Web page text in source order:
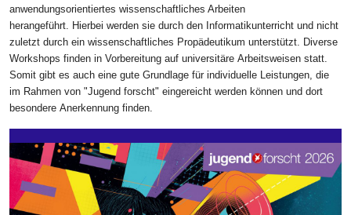
anwendungsorientiertes wissenschaftliches Arbeiten
herangeführt. Hierbei werden sie durch den Informatikunterricht und nicht
zuletzt durch ein wissenschaftliches Propädeutikum unterstützt. Diverse
Workshops finden in Vorbereitung auf universitäre Arbeitsweisen statt.
Somit gibt es auch eine gute Grundlage für individuelle Leistungen, die
im Rahmen von "Jugend forscht" eingereicht werden können und dort
besondere Anerkennung finden.